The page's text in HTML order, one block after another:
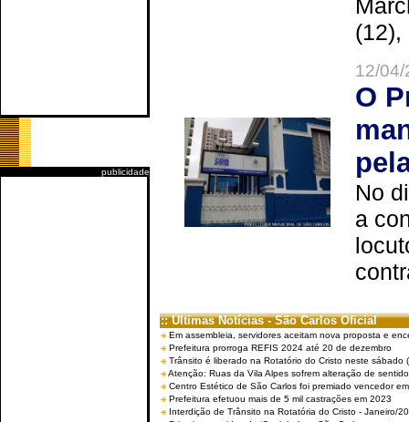
publicidade
(12),
12/
O
No
a
:: Últimas Notícias - São Carlos Oficial
Em assembleia, servidores aceitam nova proposta e
Prefeitura prorroga REFIS 2024 até 20 de dezembro
Trânsito é liberado na Rotatório do Cristo neste sábado
Atenção: Ruas da Vila Alpes sofrem alteração de
Centro Estético de São Carlos foi premiado vencedor
Prefeitura efetuou mais de 5 mil castrações em 2023
Interdição de Trânsito na Rotatória do Cristo - Janeiro/